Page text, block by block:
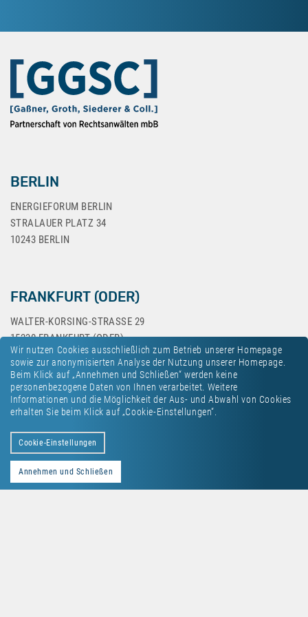
Wir nutzen Cookies ausschließlich zum Betrieb unserer Homepage
sowie zur anonymisierten Analyse der Nutzung unserer Homepage.
Beim Klick auf „Annehmen und Schließen“ werden keine
personenbezogene Daten von Ihnen verarbeitet. Weitere
Informationen und die Möglichkeit der Aus- und Abwahl von Cookies
erhalten Sie beim Klick auf „Cookie-Einstellungen“.
Cookie-Einstellungen
Annehmen und Schließen
BERLIN
ENERGIEFORUM BERLIN
STRALAUER PLATZ 34
10243 BERLIN
FRANKFURT (ODER)
WALTER-KORSING-STRASSE 29
15230 FRANKFURT (ODER)